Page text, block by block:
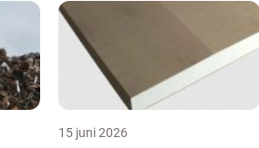
15 juni 2026